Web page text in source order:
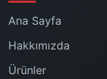
Ana Sayfa
Hakkımızda
Ürünler